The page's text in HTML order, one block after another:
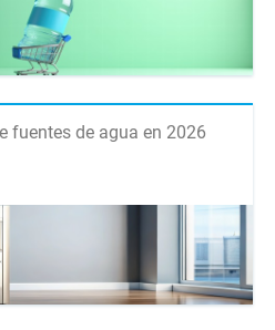
fuentes de agua en 2026